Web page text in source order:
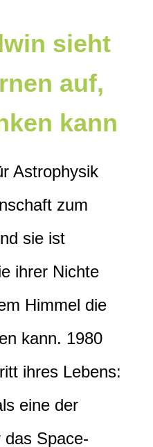
sieht
auf,
kann
Astrophysik
zum
sie ist
ihrer Nichte
Himmel die
kann. 1980
ihres Lebens:
eine der
Space-